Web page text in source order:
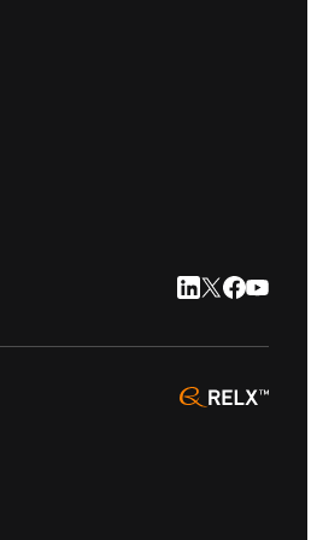
LinkedIn 打開新的
Twitter 打開新
Facebook
YouTube
opens